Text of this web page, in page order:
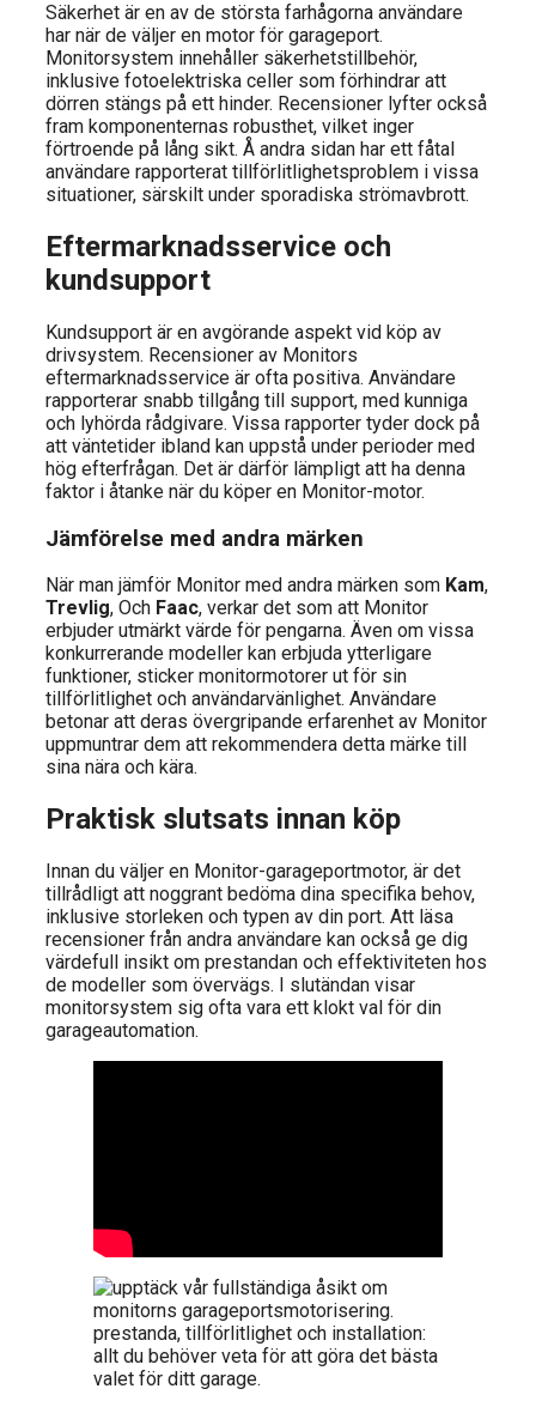
Säkerhet är en av de största farhågorna användare
har när de väljer en motor för garageport.
Monitorsystem innehåller säkerhetstillbehör,
inklusive fotoelektriska celler som förhindrar att
dörren stängs på ett hinder. Recensioner lyfter också
fram komponenternas robusthet, vilket inger
förtroende på lång sikt. Å andra sidan har ett fåtal
användare rapporterat tillförlitlighetsproblem i vissa
situationer, särskilt under sporadiska strömavbrott.
Eftermarknadsservice och
kundsupport
Kundsupport är en avgörande aspekt vid köp av
drivsystem. Recensioner av Monitors
eftermarknadsservice är ofta positiva. Användare
rapporterar snabb tillgång till support, med kunniga
och lyhörda rådgivare. Vissa rapporter tyder dock på
att väntetider ibland kan uppstå under perioder med
hög efterfrågan. Det är därför lämpligt att ha denna
faktor i åtanke när du köper en Monitor-motor.
Jämförelse med andra märken
När man jämför Monitor med andra märken som Kam,
Trevlig, Och Faac, verkar det som att Monitor
erbjuder utmärkt värde för pengarna. Även om vissa
konkurrerande modeller kan erbjuda ytterligare
funktioner, sticker monitormotorer ut för sin
tillförlitlighet och användarvänlighet. Användare
betonar att deras övergripande erfarenhet av Monitor
uppmuntrar dem att rekommendera detta märke till
sina nära och kära.
Praktisk slutsats innan köp
Innan du väljer en Monitor-garageportmotor, är det
tillrådligt att noggrant bedöma dina specifika behov,
inklusive storleken och typen av din port. Att läsa
recensioner från andra användare kan också ge dig
värdefull insikt om prestandan och effektiviteten hos
de modeller som övervägs. I slutändan visar
monitorsystem sig ofta vara ett klokt val för din
garageautomation.